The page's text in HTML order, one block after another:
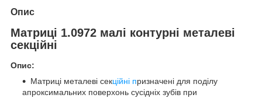
Опис
Матриці 1.0972 малі контурні металеві
секційні
Опис:
Матриці металеві секційні призначені для поділу
апроксимальних поверхонь сусідніх зубів при